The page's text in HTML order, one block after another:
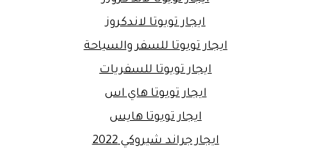
ايجار تويوتا لاندكروز
ايجار تويوتا للسفر والسياحة
ايجار تويوتا للسفريات
ايجار تويوتا هاي اس
ايجار تويوتا هايس
ايجار جراند شيروكي 2022